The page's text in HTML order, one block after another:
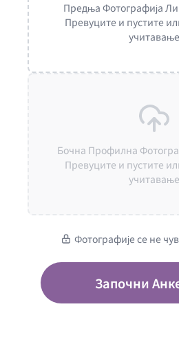
Предња Фотографија
Превуците и пустите
учитавање
Бочна Профилна
Превуците и пустите
учитавање
Фотографије се не
Започни